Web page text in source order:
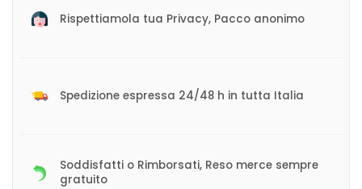
Rispettiamola tua Privacy, Pacco anonimo
Spedizione espressa 24/48 h in tutta Italia
Soddisfatti o Rimborsati, Reso merce sempre
gratuito